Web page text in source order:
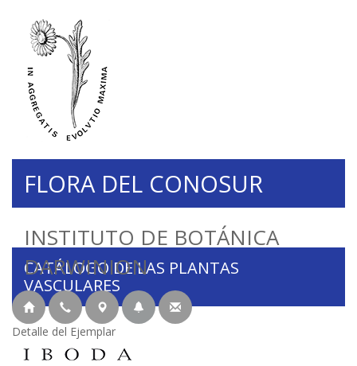
INSTITUTO DE BOTÁNICA
DARWINION
FLORA DEL CONOSUR
CATÁLOGO DE LAS PLANTAS
VASCULARES
Detalle del Ejemplar